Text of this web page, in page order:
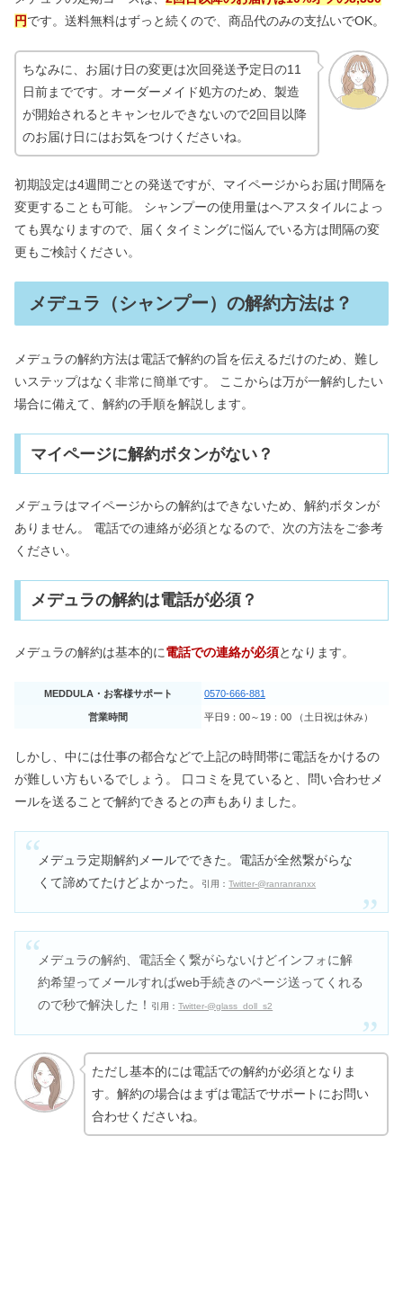
円です。送料無料はずっと続くので、商品代のみの支払いでOK。
ちなみに、お届け日の変更は次回発送予定日の11
日前までです。オーダーメイド処方のため、製造
が開始されるとキャンセルできないので2回目以降
のお届け日にはお気をつけくださいね。
初期設定は4週間ごとの発送ですが、マイページからお届け間隔を
変更することも可能。 シャンプーの使用量はヘアスタイルによっ
ても異なりますので、届くタイミングに悩んでいる方は間隔の変
更もご検討ください。
メデュラ（シャンプー）の解約方法は？
メデュラの解約方法は電話で解約の旨を伝えるだけのため、難し
いステップはなく非常に簡単です。 ここからは万が一解約したい
場合に備えて、解約の手順を解説します。
マイページに解約ボタンがない？
メデュラはマイページからの解約はできないため、解約ボタンが
ありません。 電話での連絡が必須となるので、次の方法をご参考
ください。
メデュラの解約は電話が必須？
メデュラの解約は基本的に電話での連絡が必須となります。
MEDDULA・お客様サポート 0570-666-881
営業時間 平日9：00～19：00 （土日祝は休み）
しかし、中には仕事の都合などで上記の時間帯に電話をかけるの
が難しい方もいるでしょう。 口コミを見ていると、問い合わせメ
ールを送ることで解約できるとの声もありました。
メデュラ定期解約メールでできた。電話が全然繋がらな
くて諦めてたけどよかった。
引用：Twitter-@ranranranxx
メデュラの解約、電話全く繋がらないけどインフォに解
約希望ってメールすればweb手続きのページ送ってくれる
ので秒で解決した！
引用：Twitter-@glass_doll_s2
ただし基本的には電話での解約が必須となりま
す。解約の場合はまずは電話でサポートにお問い
合わせくださいね。